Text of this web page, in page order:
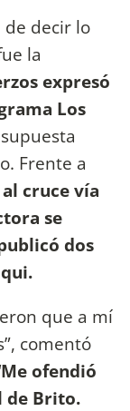
decir lo
la
expresó
Los
Frente a
cruce vía
se
dos
que a mí
comentó
ofendió
de Brito.